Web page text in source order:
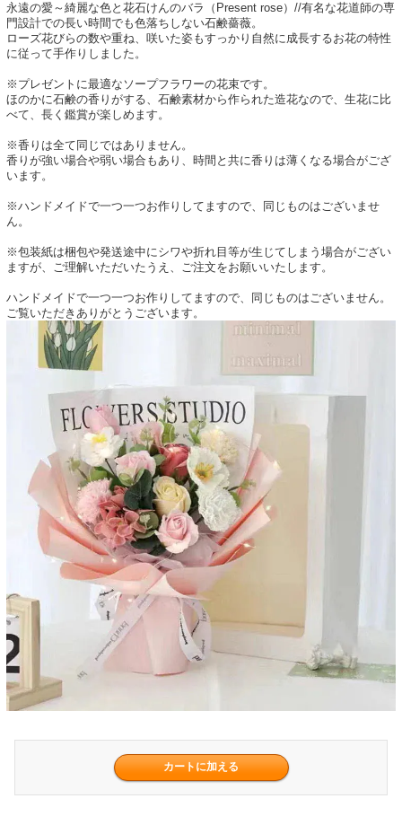
永遠の愛～綺麗な色と花石けんのバラ（Present rose）//有名な花道師の専
門設計での長い時間でも色落ちしない石鹸薔薇。
ローズ花びらの数や重ね、咲いた姿もすっかり自然に成長するお花の特性
に従って手作りしました。
※プレゼントに最適なソープフラワーの花束です。
ほのかに石鹸の香りがする、石鹸素材から作られた造花なので、生花に比
べて、長く鑑賞が楽しめます。
※香りは全て同じではありません。
香りが強い場合や弱い場合もあり、時間と共に香りは薄くなる場合がござ
います。
※ハンドメイドで一つ一つお作りしてますので、同じものはございませ
ん。
※包装紙は梱包や発送途中にシワや折れ目等が生じてしまう場合がござい
ますが、ご理解いただいたうえ、ご注文をお願いいたします。
ハンドメイドで一つ一つお作りしてますので、同じものはございません。
ご覧いただきありがとうございます。